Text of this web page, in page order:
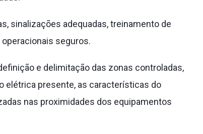
sinalizações adequadas, treinamento de
seguros.
e delimitação das zonas controladas,
elétrica presente, as características do
nas proximidades dos equipamentos